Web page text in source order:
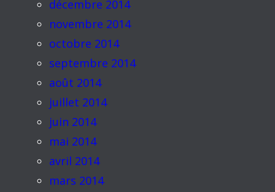
décembre 2014
novembre 2014
octobre 2014
septembre 2014
août 2014
juillet 2014
juin 2014
mai 2014
avril 2014
mars 2014